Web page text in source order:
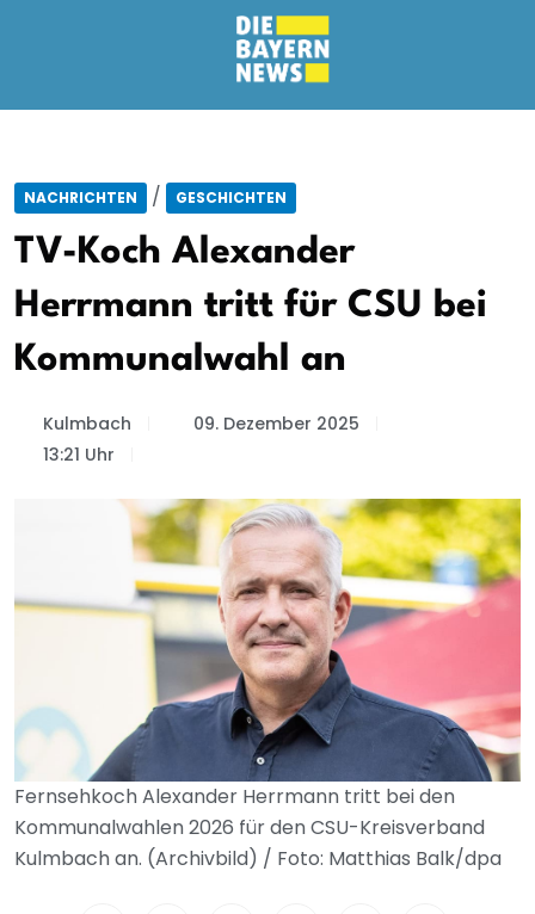
NACHRICHTEN / GESCHICHTEN
TV-Koch Alexander
Herrmann tritt für CSU bei
Kommunalwahl an
Kulmbach
09. Dezember 2025
13:21 Uhr
Fernsehkoch Alexander Herrmann tritt bei den
Kommunalwahlen 2026 für den CSU-Kreisverband
Kulmbach an. (Archivbild) / Foto: Matthias Balk/dpa